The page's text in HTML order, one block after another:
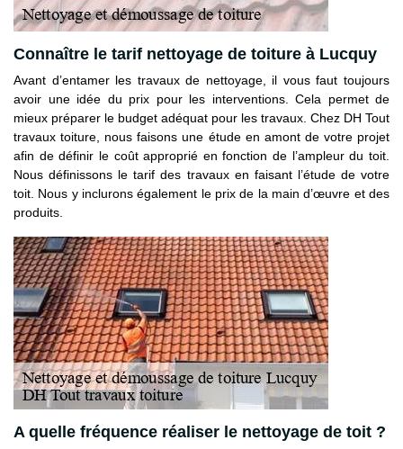
Connaître le tarif nettoyage de toiture à Lucquy
Avant d’entamer les travaux de nettoyage, il vous faut toujours
avoir une idée du prix pour les interventions. Cela permet de
mieux préparer le budget adéquat pour les travaux. Chez DH Tout
travaux toiture, nous faisons une étude en amont de votre projet
afin de définir le coût approprié en fonction de l’ampleur du toit.
Nous définissons le tarif des travaux en faisant l’étude de votre
toit. Nous y inclurons également le prix de la main d’œuvre et des
produits.
A quelle fréquence réaliser le nettoyage de toit ?